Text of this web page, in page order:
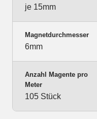
je 15mm
Magnetdurchmesser
6mm
Anzahl Magente pro
Meter
105 Stück